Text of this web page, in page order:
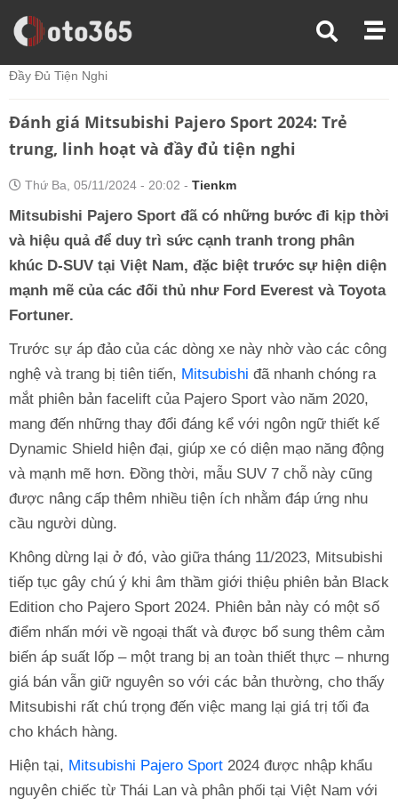
Trang Chủ
Đánh Giá Xe
Đầy Đủ Tiện Nghi
Đánh giá Mitsubishi Pajero Sport 2024: Trẻ
trung, linh hoạt và đầy đủ tiện nghi
Thứ Ba, 05/11/2024 - 20:02 - Tienkm
Mitsubishi Pajero Sport đã có những bước đi kịp thời
và hiệu quả để duy trì sức cạnh tranh trong phân
khúc D-SUV tại Việt Nam, đặc biệt trước sự hiện diện
mạnh mẽ của các đối thủ như Ford Everest và Toyota
Fortuner.
Trước sự áp đảo của các dòng xe này nhờ vào các công
nghệ và trang bị tiên tiến, Mitsubishi đã nhanh chóng ra
mắt phiên bản facelift của Pajero Sport vào năm 2020,
mang đến những thay đổi đáng kể với ngôn ngữ thiết kế
Dynamic Shield hiện đại, giúp xe có diện mạo năng động
và mạnh mẽ hơn. Đồng thời, mẫu SUV 7 chỗ này cũng
được nâng cấp thêm nhiều tiện ích nhằm đáp ứng nhu
cầu người dùng.
Không dừng lại ở đó, vào giữa tháng 11/2023, Mitsubishi
tiếp tục gây chú ý khi âm thầm giới thiệu phiên bản Black
Edition cho Pajero Sport 2024. Phiên bản này có một số
điểm nhấn mới về ngoại thất và được bổ sung thêm cảm
biến áp suất lốp – một trang bị an toàn thiết thực – nhưng
giá bán vẫn giữ nguyên so với các bản thường, cho thấy
Mitsubishi rất chú trọng đến việc mang lại giá trị tối đa
cho khách hàng.
Hiện tại, Mitsubishi Pajero Sport 2024 được nhập khẩu
nguyên chiếc từ Thái Lan và phân phối tại Việt Nam với